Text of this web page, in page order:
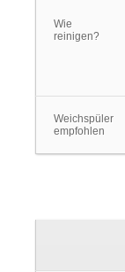
Wie
reinigen?
Weichspüler
empfohlen